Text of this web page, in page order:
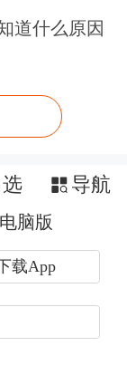
车>>
锚定集成电路关键
道什么原因
选 导航
电脑版
载App